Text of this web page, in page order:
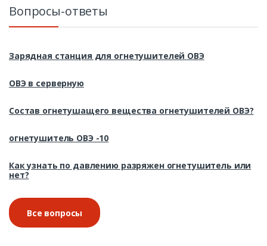
Вопросы-ответы
Зарядная станция для огнетушителей ОВЭ
ОВЭ в серверную
Состав огнетушащего вещества огнетушителей ОВЭ?
огнетушитель ОВЭ -10
Как узнать по давлению разряжен огнетушитель или
нет?
Все вопросы